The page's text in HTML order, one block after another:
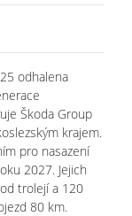
odhalena
Škoda Group
krajem.
pro nasazení
2027. Jejich
trolejí a 120
80 km.